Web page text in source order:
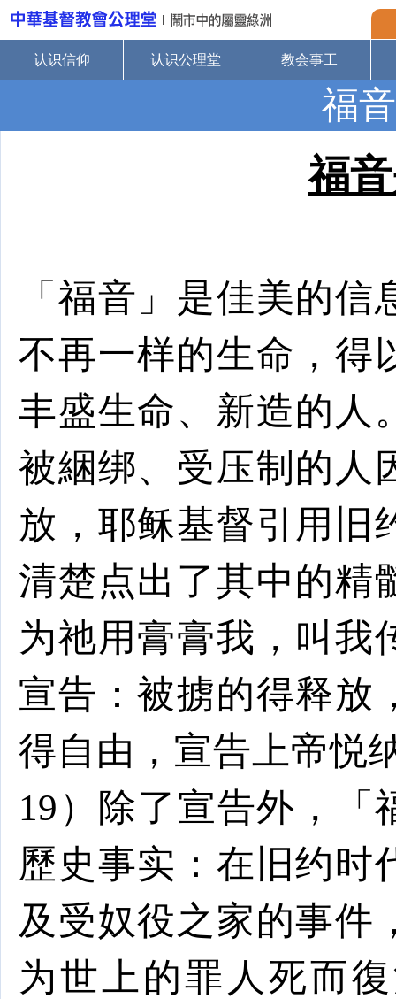
认识信仰 认识公理堂 教会事工
福
福
「福音」是佳美的
不再一样的生命，得
丰盛生命、新造的人
被綑绑、受压制的人
放，耶稣基督引用旧
清楚点出了其中的精
为祂用膏膏我，叫我
宣告：被掳的得释放
得自由，宣告上帝悦
19 ）除了宣告外，「
歷史事实：在旧约时
及受奴役之家的事件
为世上的罪人死而